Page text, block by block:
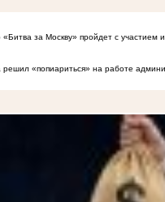
за Москву» пройдет с участием
решил «попиариться» на работе